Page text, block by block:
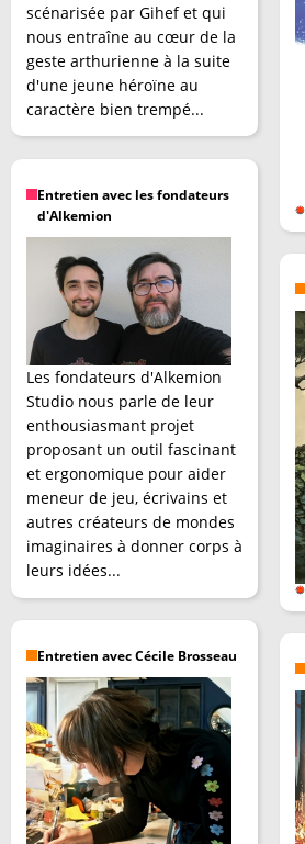
scénarisée par Gihef et qui
nous entraîne au cœur de la
geste arthurienne à la suite
d'une jeune héroïne au
caractère bien trempé...
Entretien avec les fondateurs
d'Alkemion
Les fondateurs d'Alkemion
Studio nous parle de leur
enthousiasmant projet
proposant un outil fascinant
et ergonomique pour aider
meneur de jeu, écrivains et
autres créateurs de mondes
imaginaires à donner corps à
leurs idées...
Entretien avec Cécile Brosseau